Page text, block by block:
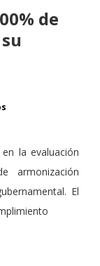
de
la evaluación
armonización
El